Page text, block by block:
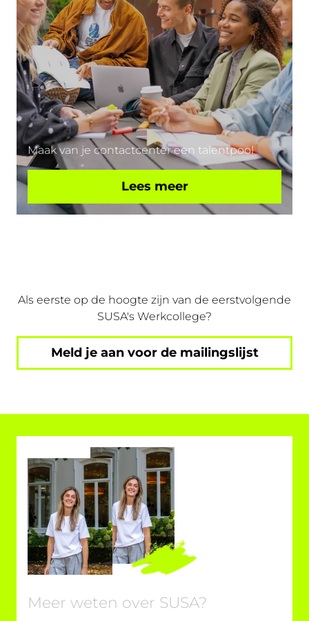
Maak van je contactcenter een talentpool
Lees meer
Als eerste op de hoogte zijn van de eerstvolgende
SUSA's Werkcollege?
Meld je aan voor de mailingslijst
Meer weten over SUSA?